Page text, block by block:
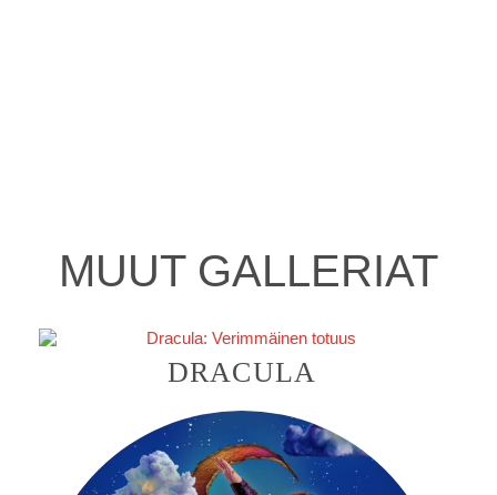
MUUT GALLERIAT
DRACULA